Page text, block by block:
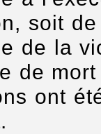
soit
de la
de
ont